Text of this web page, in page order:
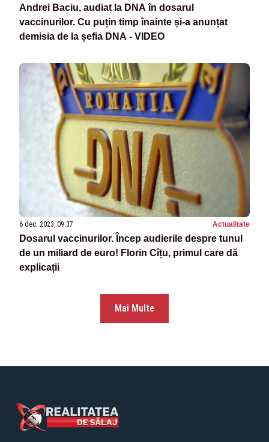
Andrei Baciu, audiat la DNA în dosarul
vaccinurilor. Cu puțin timp înainte și-a anunțat
demisia de la șefia DNA - VIDEO
6 dec. 2023, 09:37 Actualitate
Dosarul vaccinurilor. Încep audierile despre tunul
de un miliard de euro! Florin Cîțu, primul care dă
explicații
Mai Multe